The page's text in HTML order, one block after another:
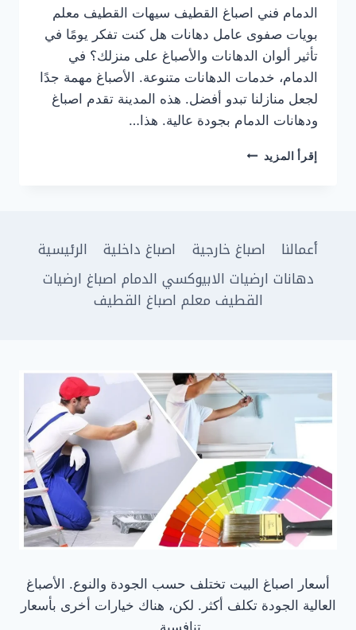
الدمام فني اصباغ القطيف سيهات القطيف معلم
بويات صفوى عامل دهانات هل كنت تفكر يومًا في
تأثير ألوان الدهانات والأصباغ على منزلك؟ في
الدمام، خدمات الدهانات متنوعة. الأصباغ مهمة جدًا
لجعل منازلنا تبدو أفضل. هذه المدينة تقدم اصباغ
ودهانات الدمام بجودة عالية. هذا…
إقرأ المزيد دهانات
وجميع
الشرقية
أعمالنا اصباغ خارجية اصباغ داخلية
الرئيسية
دهانات ارضيات الابيوكسي الدمام اصباغ ارضيات
القطيف معلم اصباغ القطيف
أسعار اصباغ البيت تختلف حسب الجودة والنوع. الأصباغ
العالية الجودة تكلف أكثر. لكن، هناك خيارات أخرى بأسعار
تنافسية.